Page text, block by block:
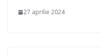
27 aprilie 2024